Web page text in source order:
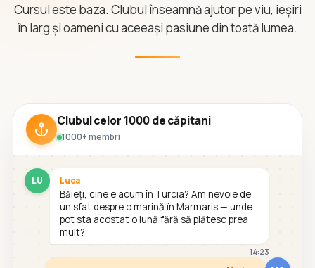
Cursul este baza. Clubul înseamnă ajutor pe viu, ieșiri
în larg și oameni cu aceeași pasiune din toată lumea.
Clubul celor 1000 de căpitani
1000+ membri
LU Luca
Băieți, cine e acum în Turcia? Am nevoie de
un sfat despre o marină în Marmaris — unde
pot sta acostat o lună fără să plătesc prea
mult?
14:23